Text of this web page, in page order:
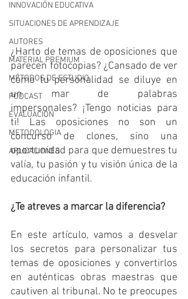
INNOVACIÓN EDUCATIVA
SITUACIONES DE APRENDIZAJE
AUTORES
MATERIAL PREMIUM
MÉTODOS DE ESTUDIO
PODCAST
EVALUACIÓN
METODOLOGIA
APLICACIONES
¿Harto de temas de oposiciones que
parecen fotocopias? ¿Cansado de ver
cómo tu personalidad se diluye en
un mar de palabras
impersonales? ¡Tengo noticias para
ti! Las oposiciones no son un
concurso de clones, sino una
oportunidad para que demuestres tu
valía, tu pasión y tu visión única de la
educación infantil.
¿Te atreves a marcar la diferencia?
En este artículo, vamos a desvelar
los secretos para personalizar tus
temas de oposiciones y convertirlos
en auténticas obras maestras que
cautiven al tribunal. No te preocupes